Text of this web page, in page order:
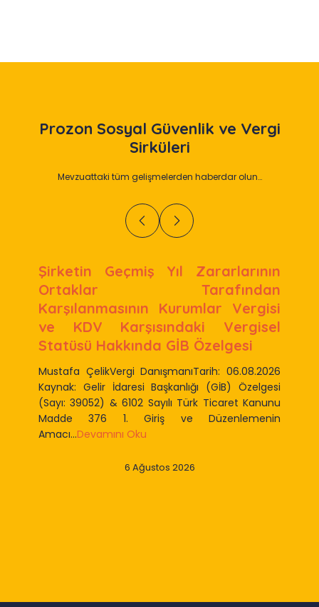
Prozon Sosyal Güvenlik ve Vergi
Sirküleri
Mevzuattaki tüm gelişmelerden haberdar olun…
Şirketin Geçmiş Yıl Zararlarının
Ortaklar Tarafından
Karşılanmasının Kurumlar Vergisi
ve KDV Karşısındaki Vergisel
Statüsü Hakkında GİB Özelgesi
Mustafa ÇelikVergi DanışmanıTarih: 06.08.2026
Kaynak: Gelir İdaresi Başkanlığı (GİB) Özelgesi
(Sayı: 39052) & 6102 Sayılı Türk Ticaret Kanunu
Madde 376 1. Giriş ve Düzenlemenin
Amacı...Devamını Oku
6 Ağustos 2026